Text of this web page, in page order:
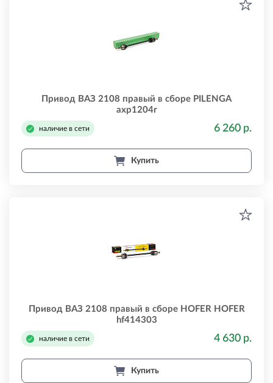
Привод ВАЗ 2108 правый в сборе PILENGA
axp1204r
наличие в сети 6 260 р.
Купить
Привод ВАЗ 2108 правый в сборе HOFER HOFER
hf414303
наличие в сети 4 630 р.
Купить